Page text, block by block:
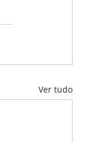
Ver tudo